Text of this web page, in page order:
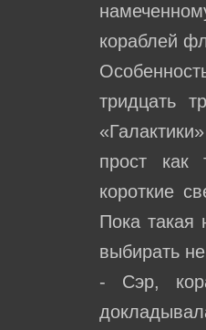
кораблей
тридцать
прост как
короткие
Пока такая
выбирать
- Сэр,